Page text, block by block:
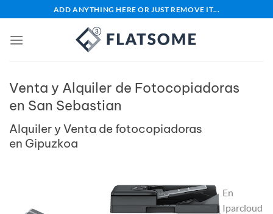
al
contenido
ADD ANYTHING HERE OR JUST REMOVE IT...
Venta y Alquiler de Fotocopiadoras
en San Sebastian
Alquiler y Venta de fotocopiadoras
en Gipuzkoa
En
Iparcloud